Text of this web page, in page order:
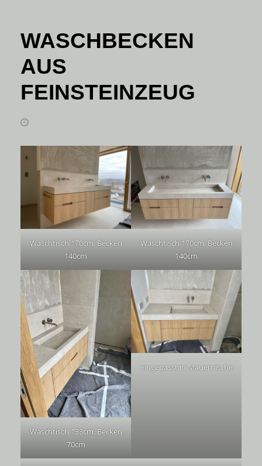
WASCHBECKEN
AUS
FEINSTEINZEUG
Waschtisch 170cm, Becken
140cm
Waschtisch 170cm, Becken
140cm
Waschtisch 133cm, Becken
70cm
eingepasst in Mauernische